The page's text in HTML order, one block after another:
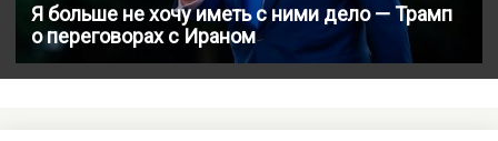
Я больше не хочу иметь с ними дело — Трамп
о переговорах с Ираном